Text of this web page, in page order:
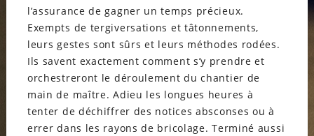
l’assurance de gagner un temps précieux.
Exempts de tergiversations et tâtonnements,
leurs gestes sont sûrs et leurs méthodes rodées.
Ils savent exactement comment s’y prendre et
orchestreront le déroulement du chantier de
main de maître. Adieu les longues heures à
tenter de déchiffrer des notices absconses ou à
errer dans les rayons de bricolage. Terminé aussi